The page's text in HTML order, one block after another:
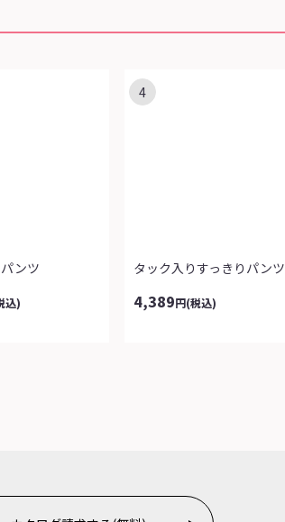
ンツ
込)
4
タック入りすっきりパンツ
4,389円(税込)